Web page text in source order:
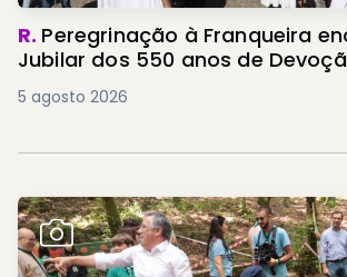
R. Peregrinação à Franqueira
Jubilar dos 550 anos de
5 agosto 2026